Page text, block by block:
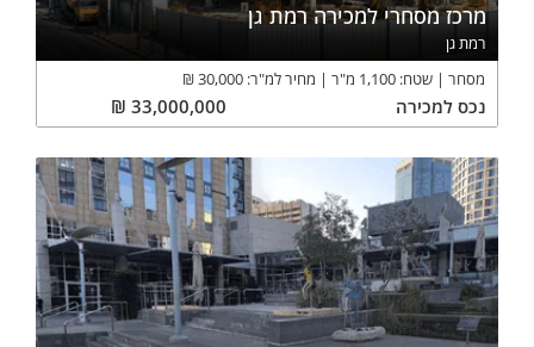
מרכז מסחרי למכירה רמת גן
רמת גן
מסחר
שטח: 1,100 מ"ר מחיר למ"ר: 30,000
₪
נכס למכירה 33,000,000
₪